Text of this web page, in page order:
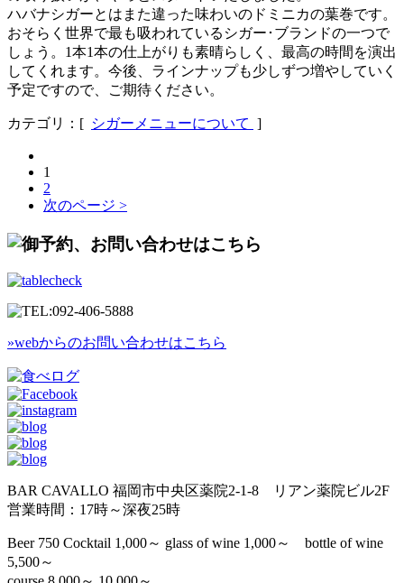
ハバナシガーとはまた違った味わいのドミニカの葉巻です。
おそらく世界で最も吸われているシガー･ブランドの一つで
しょう。1本1本の仕上がりも素晴らしく、最高の時間を演出
してくれます。今後、ラインナップも少しずつ増やしていく
予定ですので、ご期待ください。
カテゴリ：[ シガーメニューについて ]
1
2
次のページ >
»webからのお問い合わせはこちら
BAR CAVALLO 福岡市中央区薬院2-1-8 リアン薬院ビル2F
営業時間：17時～深夜25時
Beer 750 Cocktail 1,000～ glass of wine 1,000～ bottle of wine
5,500～